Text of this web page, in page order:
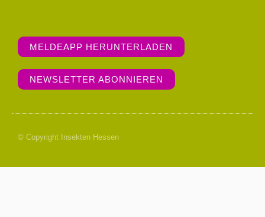
MELDEAPP HERUNTERLADEN
NEWSLETTER ABONNIEREN
© Copyright Insekten Hessen